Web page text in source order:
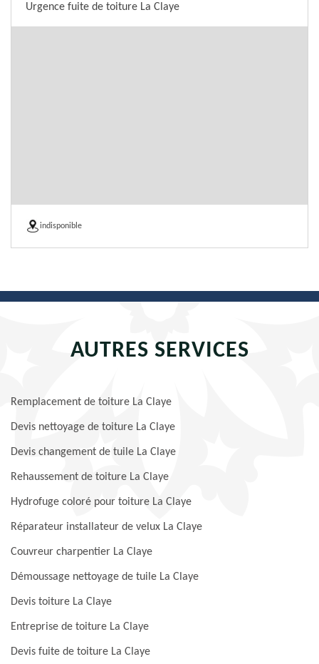
Urgence fuite de toiture La Claye
indisponible
AUTRES SERVICES
Remplacement de toiture La Claye
Devis nettoyage de toiture La Claye
Devis changement de tuile La Claye
Rehaussement de toiture La Claye
Hydrofuge coloré pour toiture La Claye
Réparateur installateur de velux La Claye
Couvreur charpentier La Claye
Démoussage nettoyage de tuile La Claye
Devis toiture La Claye
Entreprise de toiture La Claye
Devis fuite de toiture La Claye